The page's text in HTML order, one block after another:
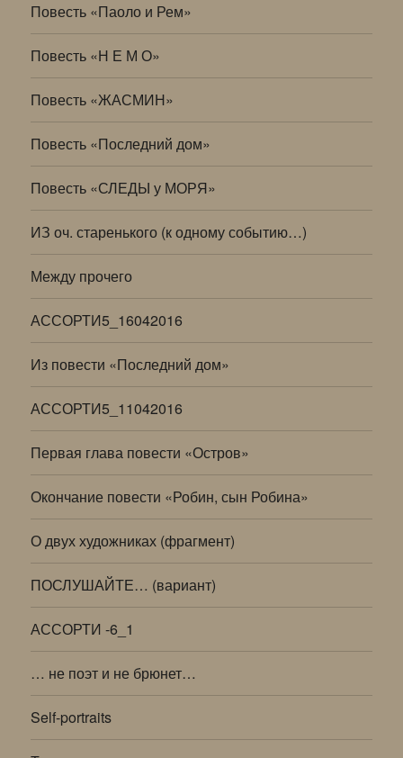
Повесть «Паоло и Рем»
Повесть «Н Е М О»
Повесть «ЖАСМИН»
Повесть «Последний дом»
Повесть «СЛЕДЫ у МОРЯ»
ИЗ оч. старенького (к одному событию…)
Между прочего
АССОРТИ5_16042016
Из повести «Последний дом»
АССОРТИ5_11042016
Первая глава повести «Остров»
Окончание повести «Робин, сын Робина»
О двух художниках (фрагмент)
ПОСЛУШАЙТЕ… (вариант)
АССОРТИ -6_1
… не поэт и не брюнет…
Self-portraits